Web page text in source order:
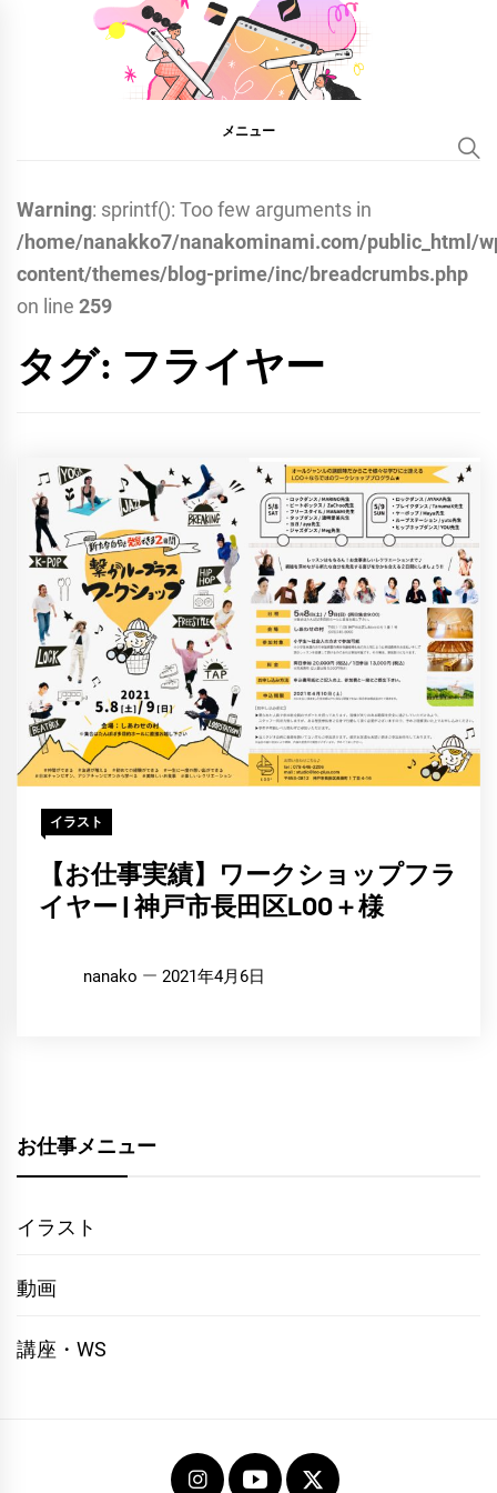
ス
キ
ッ
プ
みなみなな
こ | IPADク
リエイター
IPADデザインコーチ & イラ
ストレーター
メニュー
Warning: sprintf(): Too few arguments in
/home/nanakko7/nanakominami.com/public_html/
content/themes/blog-prime/inc/breadcrumbs.php
on line 259
タグ: フライヤー
イラスト
【お仕事実績】ワークショップフラ
イヤー | 神戸市長田区LOO＋様
nanako 2021年4月6日
お仕事メニュー
イラスト
動画
講座・WS
Instagramyoutubetwitter